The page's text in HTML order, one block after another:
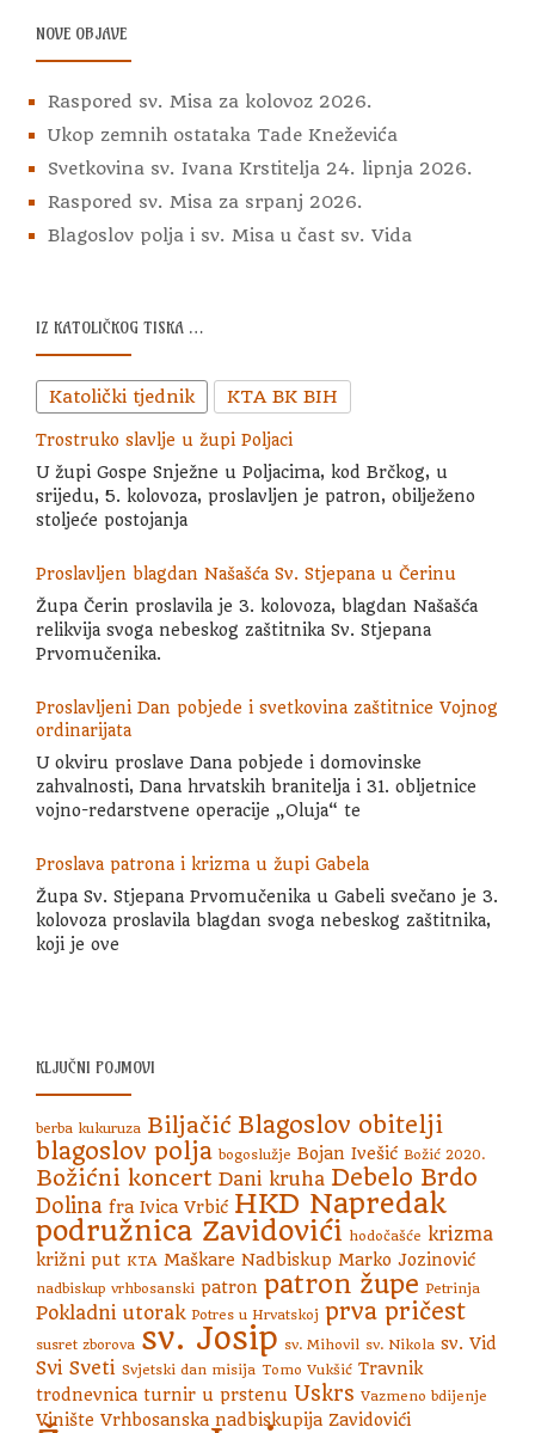
NOVE OBJAVE
Raspored sv. Misa za kolovoz 2026.
Ukop zemnih ostataka Tade Kneževića
Svetkovina sv. Ivana Krstitelja 24. lipnja 2026.
Raspored sv. Misa za srpanj 2026.
Blagoslov polja i sv. Misa u čast sv. Vida
IZ KATOLIČKOG TISKA …
Katolički tjednik KTA BK BIH
Trostruko slavlje u župi Poljaci
U župi Gospe Snježne u Poljacima, kod Brčkog, u
srijedu, 5. kolovoza, proslavljen je patron, obilježeno
stoljeće postojanja
Proslavljen blagdan Našašća Sv. Stjepana u Čerinu
Župa Čerin proslavila je 3. kolovoza, blagdan Našašća
relikvija svoga nebeskog zaštitnika Sv. Stjepana
Prvomučenika.
Proslavljeni Dan pobjede i svetkovina zaštitnice Vojnog
ordinarijata
U okviru proslave Dana pobjede i domovinske
zahvalnosti, Dana hrvatskih branitelja i 31. obljetnice
vojno-redarstvene operacije „Oluja“ te
Proslava patrona i krizma u župi Gabela
Župa Sv. Stjepana Prvomučenika u Gabeli svečano je 3.
kolovoza proslavila blagdan svoga nebeskog zaštitnika,
koji je ove
KLJUČNI POJMOVI
berba kukuruza Biljačić Blagoslov obitelji
blagoslov polja bogoslužje Bojan Ivešić Božić 2020.
Božićni koncert Dani kruha Debelo Brdo
Dolina fra Ivica Vrbić HKD Napredak
podružnica Zavidovići hodočašće krizma
križni put KTA Maškare Nadbiskup Marko Jozinović
nadbiskup vrhbosanski patron patron župe Petrinja
Pokladni utorak Potres u Hrvatskoj prva pričest
susret zborova sv. Josip sv. Mihovil sv. Nikola sv. Vid
Svi Sveti Svjetski dan misija Tomo Vukšić Travnik
trodnevnica turnir u prstenu Uskrs Vazmeno bdijenje
Vinište Vrhbosanska nadbiskupija Zavidovići